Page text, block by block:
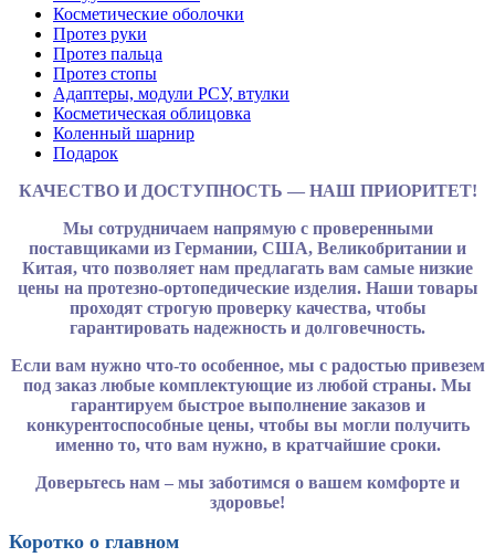
Косметические оболочки
Протез руки
Протез пальца
Протез стопы
Адаптеры, модули РСУ, втулки
Косметическая облицовка
Коленный шарнир
Подарок
КАЧЕСТВО И ДОСТУПНОСТЬ — НАШ ПРИОРИТЕТ!
Мы сотрудничаем напрямую с проверенными
поставщиками из Германии, США, Великобритании и
Китая, что позволяет нам предлагать вам самые низкие
цены на протезно-ортопедические изделия. Наши товары
проходят строгую проверку качества, чтобы
гарантировать надежность и долговечность.
Если вам нужно что-то особенное, мы с радостью привезем
под заказ любые комплектующие из любой страны. Мы
гарантируем быстрое выполнение заказов и
конкурентоспособные цены, чтобы вы могли получить
именно то, что вам нужно, в кратчайшие сроки.
Доверьтесь нам – мы заботимся о вашем комфорте и
здоровье!
Коротко о главном